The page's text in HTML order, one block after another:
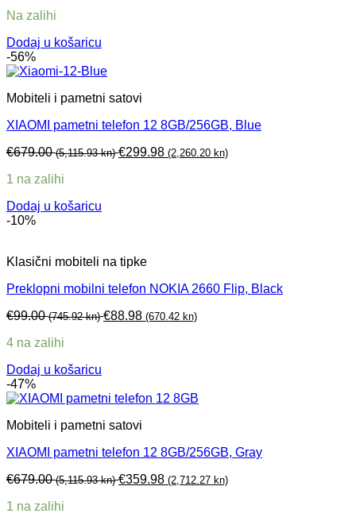
Na zalihi
Dodaj u košaricu
-56%
Mobiteli i pametni satovi
XIAOMI pametni telefon 12 8GB/256GB, Blue
€679.00 (5,115.93 kn) €299.98 (2,260.20 kn)
1 na zalihi
Dodaj u košaricu
-10%
Klasični mobiteli na tipke
Preklopni mobilni telefon NOKIA 2660 Flip, Black
€99.00 (745.92 kn) €88.98 (670.42 kn)
4 na zalihi
Dodaj u košaricu
-47%
Mobiteli i pametni satovi
XIAOMI pametni telefon 12 8GB/256GB, Gray
€679.00 (5,115.93 kn) €359.98 (2,712.27 kn)
1 na zalihi